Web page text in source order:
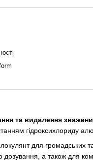
та видалення
гідроксихлориду
для громадських
дозування, а також для